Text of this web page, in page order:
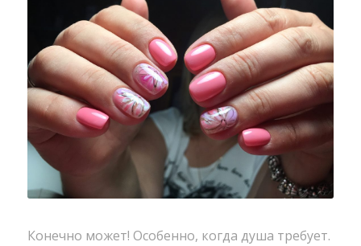
Конечно может! Особенно, когда душа требует.